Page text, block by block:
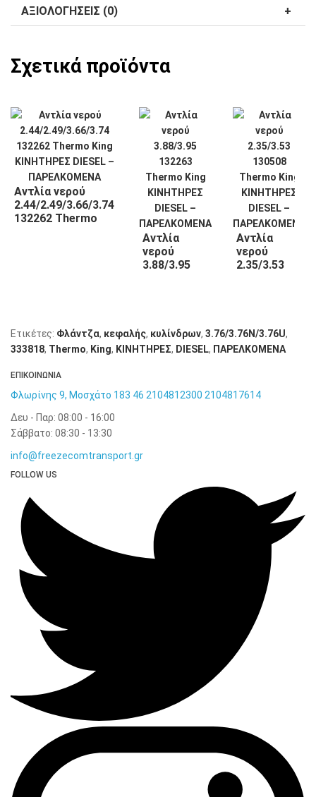
ΑΞΙΟΛΟΓΉΣΕΙΣ (0)
Σχετικά προϊόντα
Αντλία νερού
2.44/2.49/3.66/3.74
132262 Thermo
Αντλία
νερού
3.88/3.95
Αντλία
νερού
2.35/3.53
Ετικέτες: Φλάντζα, κεφαλής, κυλίνδρων, 3.76/3.76N/3.76U,
333818, Thermo, King, KΙΝΗΤΗΡΕΣ, DIESEL, ΠΑΡΕΛΚΟΜΕΝΑ
ΕΠΙΚΟΙΝΩΝΙΑ
Φλωρίνης 9, Μοσχάτο 183 46 2104812300 2104817614
Δευ - Παρ: 08:00 - 16:00
Σάββατο: 08:30 - 13:30
info@freezecomtransport.gr
FOLLOW US